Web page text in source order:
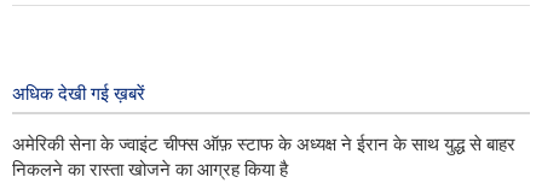
१ day ago
अधिक देखी गई ख़बरें
अमेरिकी सेना के ज्वाइंट चीफ्स ऑफ़ स्टाफ के अध्यक्ष ने ईरान के साथ युद्ध से बाहर
निकलने का रास्ता खोजने का आग्रह किया है